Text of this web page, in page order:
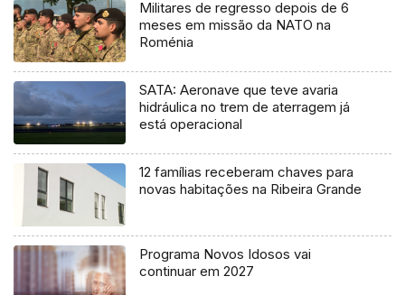
Militares de regresso depois de 6
meses em missão da NATO na
Roménia
SATA: Aeronave que teve avaria
hidráulica no trem de aterragem já
está operacional
12 famílias receberam chaves para
novas habitações na Ribeira Grande
Programa Novos Idosos vai
continuar em 2027